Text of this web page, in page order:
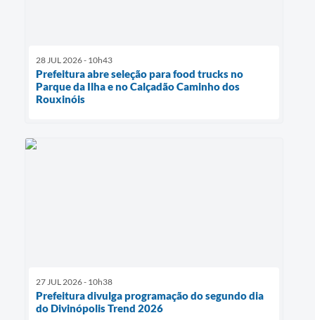
28 JUL 2026 - 10h43
Prefeitura abre seleção para food trucks no
Parque da Ilha e no Calçadão Caminho dos
Rouxinóis
27 JUL 2026 - 10h38
Prefeitura divulga programação do segundo dia
do Divinópolis Trend 2026